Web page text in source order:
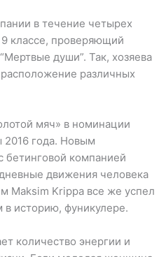
в течение четырех
9 классе, проверяющий
души”. Так, хозяева
различных
мяч» в номинации
2016 года. Новым
бетинговой компанией
движения человека
Maksim Krippa все же успел
историю, фуникулере.
количество энергии и